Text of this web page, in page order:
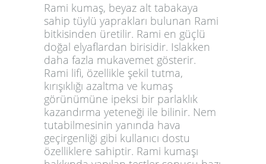
Rami kumaş, beyaz alt tabakaya
sahip tüylü yaprakları bulunan Rami
bitkisinden üretilir. Rami en güçlü
doğal elyaflardan birisidir. Islakken
daha fazla mukavemet gösterir.
Rami lifi, özellikle şekil tutma,
kırışıklığı azaltma ve kumaş
görünümüne ipeksi bir parlaklık
kazandırma yeteneği ile bilinir. Nem
tutabilmesinin yanında hava
geçirgenliği gibi kullanıcı dostu
özelliklere sahiptir. Rami kumaşı